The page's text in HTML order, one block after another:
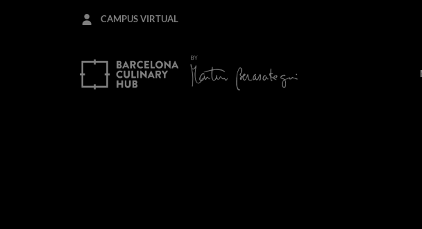
CAMPUS VIRTUAL